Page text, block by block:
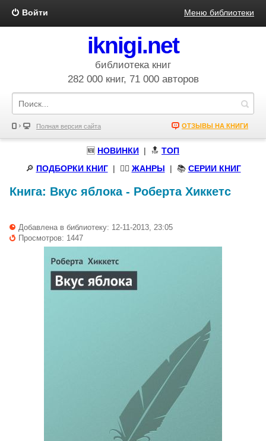
Войти Меню библиотеки
iknigi.net
библиотека книг
282 000 книг, 71 000 авторов
Полная версия сайта ОТЗЫВЫ НА КНИГИ
🆕 НОВИНКИ | 🔝 ТОП
🔎 ПОДБОРКИ КНИГ| 🧝‍♀️ ЖАНРЫ | 📚 СЕРИИ КНИГ
Книга: Вкус яблока- Роберта Хиккетс
Добавлена в библиотеку: 12-11-2013, 23:05
Просмотров: 1447